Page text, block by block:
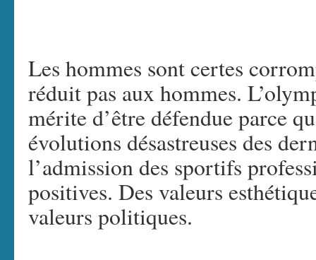
Les hommes sont certes
réduit pas aux hommes.
mérite d’être défendue parce
évolutions désastreuses des
l’admission des sportifs
positives. Des valeurs
valeurs politiques.